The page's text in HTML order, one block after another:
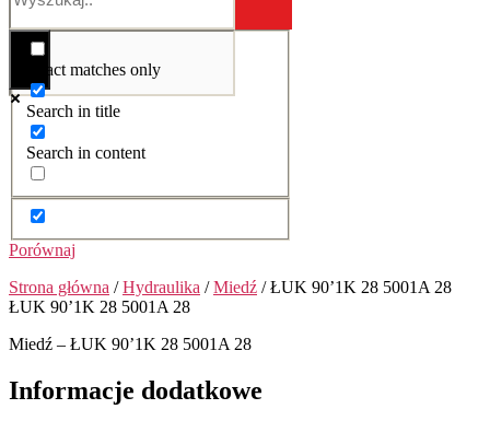
Exact matches only
Search in title
Search in content
Porównaj
Strona główna /Hydraulika /Miedź / ŁUK 90’1K 28 5001A 28
ŁUK 90’1K 28 5001A 28
Miedź – ŁUK 90’1K 28 5001A 28
Informacje dodatkowe